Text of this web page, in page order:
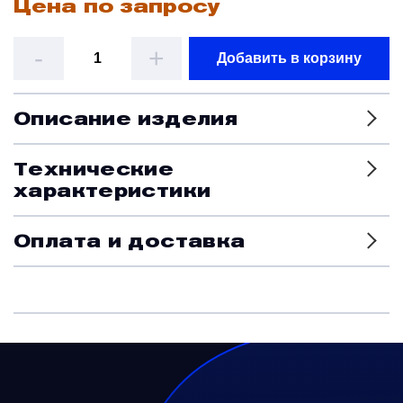
Цена по запросу
- + Добавить в корзину
Описание изделия
Технические
характеристики
Оплата и доставка
Краны и клапаны
Наземное вспомогательное оборудование